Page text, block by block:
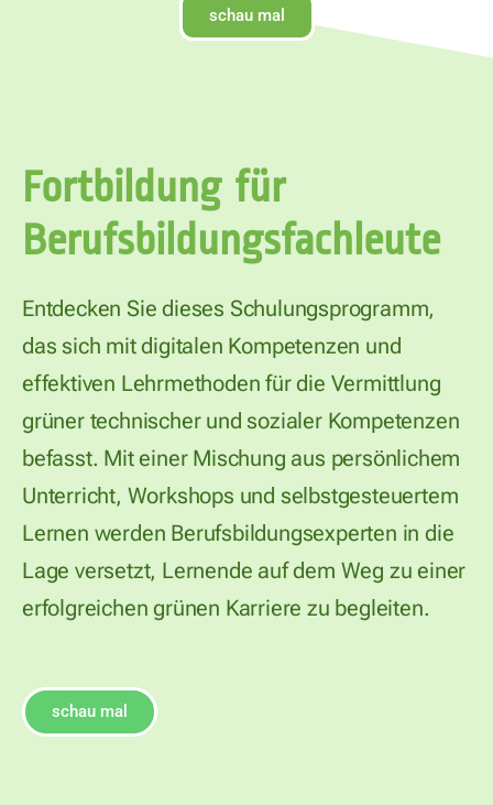
schau mal
Fortbildung für
Berufsbildungsfachleute
Entdecken Sie dieses Schulungsprogramm,
das sich mit digitalen Kompetenzen und
effektiven Lehrmethoden für die Vermittlung
grüner technischer und sozialer Kompetenzen
befasst. Mit einer Mischung aus persönlichem
Unterricht, Workshops und selbstgesteuertem
Lernen werden Berufsbildungsexperten in die
Lage versetzt, Lernende auf dem Weg zu einer
erfolgreichen grünen Karriere zu begleiten.
schau mal